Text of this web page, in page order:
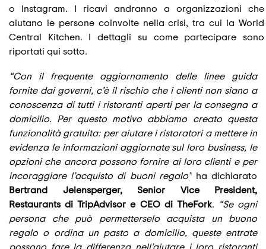
o Instagram. I ricavi andranno a organizzazioni che
aiutano le persone coinvolte nella crisi, tra cui la World
Central Kitchen. I dettagli su come partecipare sono
riportati qui sotto.
“Con il frequente aggiornamento delle linee guida
fornite dai governi, c’è il rischio che i clienti non siano a
conoscenza di tutti i ristoranti aperti per la consegna a
domicilio. Per questo motivo abbiamo creato questa
funzionalità gratuita: per aiutare i ristoratori a mettere in
evidenza le informazioni aggiornate sul loro business, le
opzioni che ancora possono fornire ai loro clienti e per
incoraggiare l’acquisto di buoni regalo”ha dichiarato
Bertrand Jelensperger, Senior Vice President,
Restaurants di TripAdvisor e CEO di TheFork. “Se ogni
persona che può permetterselo acquista un buono
regalo o ordina un pasto a domicilio, queste entrate
possono fare la differenza nell’aiutare i loro ristoranti